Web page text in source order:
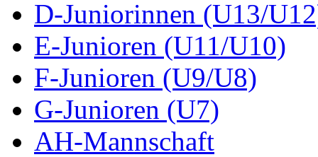
D-Juniorinnen (U13/
E-Junioren (U11/U10)
F-Junioren (U9/U8)
G-Junioren (U7)
AH-Mannschaft